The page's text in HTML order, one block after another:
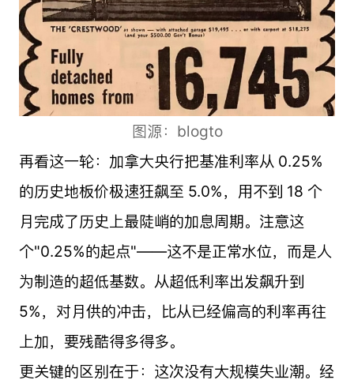
图源：blogto
再看这一轮：加拿大央行把基准利率从 0.25%
的历史地板价极速狂飙至 5.0%，用不到 18 个
月完成了历史上最陡峭的加息周期。注意这
个"0.25%的起点"——这不是正常水位，而是人
为制造的超低基数。从超低利率出发飙升到
5%，对月供的冲击，比从已经偏高的利率再往
上加，要残酷得多得多。
更关键的区别在于：这次没有大规模失业潮。经